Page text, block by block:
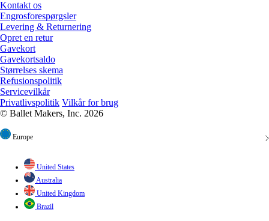
Kontakt os
Engrosforespørgsler
Levering & Returnering
Opret en retur
Gavekort
Gavekortsaldo
Størrelses skema
Refusionspolitik
Servicevilkår
Privatlivspolitik Vilkår for brug
© Ballet Makers, Inc. 2026
Europe
United States
Australia
United Kingdom
Brazil